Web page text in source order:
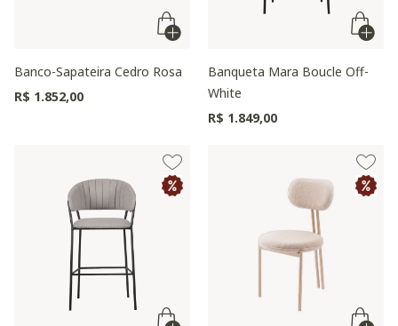
Banco-Sapateira Cedro Rosa
R$ 1.852,00
Banqueta Mara Boucle Off-
White
R$ 1.849,00